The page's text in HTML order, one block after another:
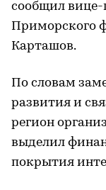
сообщил вице-
Приморского
Карташов.
По словам
развития и
регион
выделил
покрытия